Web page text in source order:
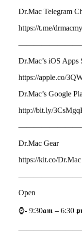
Dr.Mac Telegram
https://t.me/
Dr.Mac’s iOS Apps
https://apple.co/
Dr.Mac’s Google
http://bit.ly/
Dr.Mac Gear
https://kit.co/Dr.Mac
Open
⌚️- 9:30𝖆𝖒 – 6:30